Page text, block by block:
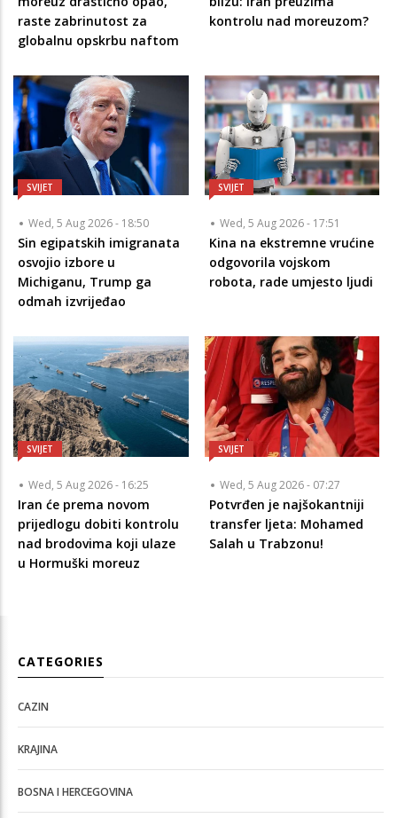
raste zabrinutost za
globalnu opskrbu naftom
kontrolu nad moreuzom?
SVIJET
Wed, 5 Aug 2026 - 18:50
Sin egipatskih imigranata
osvojio izbore u
Michiganu, Trump ga
odmah izvrijeđao
SVIJET
Wed, 5 Aug 2026 - 17:51
Kina na ekstremne vrućine
odgovorila vojskom
robota, rade umjesto ljudi
SVIJET
Wed, 5 Aug 2026 - 16:25
Iran će prema novom
prijedlogu dobiti kontrolu
nad brodovima koji ulaze
u Hormuški moreuz
SVIJET
Wed, 5 Aug 2026 - 07:27
Potvrđen je najšokantniji
transfer ljeta: Mohamed
Salah u Trabzonu!
CATEGORIES
CAZIN
KRAJINA
BOSNA I HERCEGOVINA